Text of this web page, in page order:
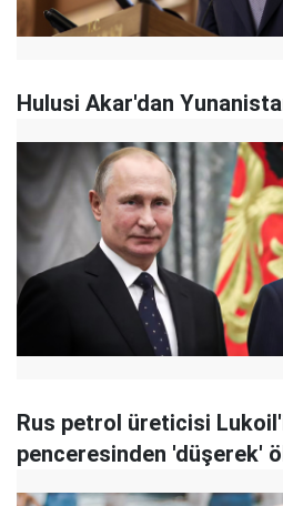
Hulusi Akar'dan
Rus petrol üreticisi
penceresinden 'düşerek'